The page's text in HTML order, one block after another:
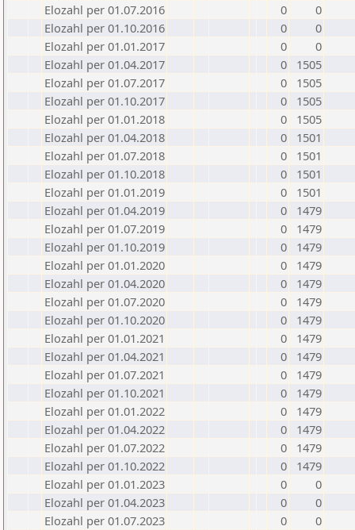
Elozahl per 01.07.2016
0
0
Elozahl per 01.10.2016
0
0
Elozahl per 01.01.2017
0
0
Elozahl per 01.04.2017
0
1505
Elozahl per 01.07.2017
0
1505
Elozahl per 01.10.2017
0
1505
Elozahl per 01.01.2018
0
1505
Elozahl per 01.04.2018
0
1501
Elozahl per 01.07.2018
0
1501
Elozahl per 01.10.2018
0
1501
Elozahl per 01.01.2019
0
1501
Elozahl per 01.04.2019
0
1479
Elozahl per 01.07.2019
0
1479
Elozahl per 01.10.2019
0
1479
Elozahl per 01.01.2020
0
1479
Elozahl per 01.04.2020
0
1479
Elozahl per 01.07.2020
0
1479
Elozahl per 01.10.2020
0
1479
Elozahl per 01.01.2021
0
1479
Elozahl per 01.04.2021
0
1479
Elozahl per 01.07.2021
0
1479
Elozahl per 01.10.2021
0
1479
Elozahl per 01.01.2022
0
1479
Elozahl per 01.04.2022
0
1479
Elozahl per 01.07.2022
0
1479
Elozahl per 01.10.2022
0
1479
Elozahl per 01.01.2023
0
0
Elozahl per 01.04.2023
0
0
Elozahl per 01.07.2023
0
0